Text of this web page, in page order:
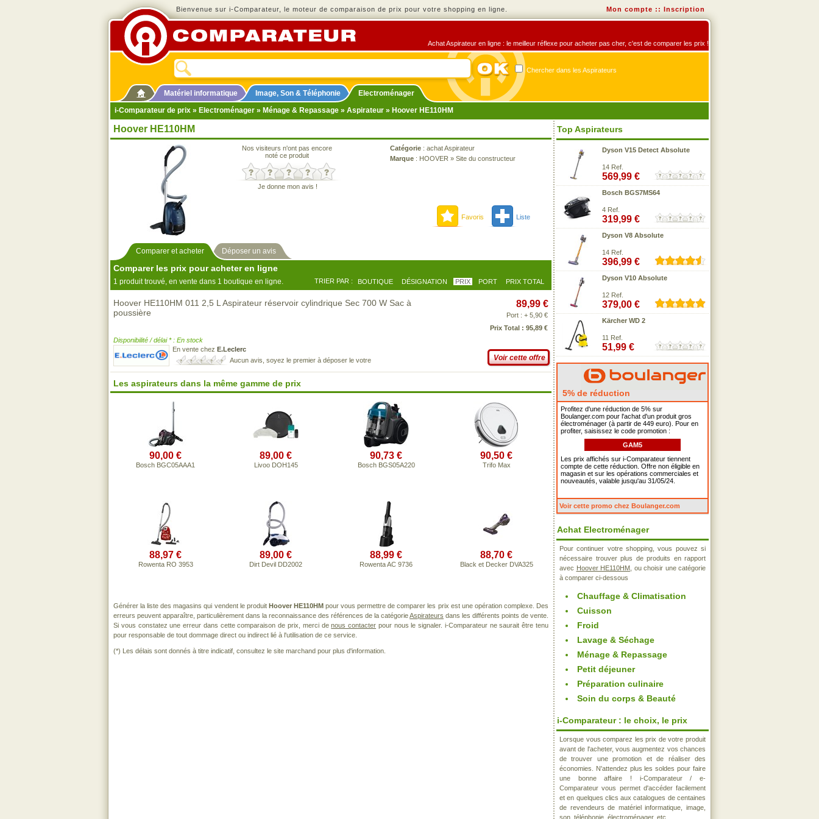
Bienvenue sur i-Comparateur, le moteur de comparaison de prix pour votre shopping en ligne. Mon compte :: Inscription
Achat Aspirateur en ligne : le meilleur réflexe pour acheter pas cher, c'est de comparer les prix !
Chercher dans les Aspirateurs
Matériel informatique Image, Son & Téléphonie
Electroménager
i-Comparateur de prix » Electroménager » Ménage & Repassage » Aspirateur » Hoover HE110HM
Hoover HE110HM
Nos visiteurs n'ont pas encore
noté ce produit
Je donne mon avis !
Catégorie : achat Aspirateur
Marque : HOOVER » Site du constructeur
Favoris Liste
Comparer et acheter Déposer un avis
Comparer les prix pour acheter en ligne
1 produit trouvé, en vente dans 1 boutique en ligne. TRIER PAR : BOUTIQUE DÉSIGNATION PRIX PORT PRIX TOTAL
Hoover HE110HM 011 2,5 L Aspirateur réservoir cylindrique Sec 700 W Sac à
poussière
Disponibilité / délai * : En stock
En vente chez E.Leclerc
Aucun avis, soyez le premier à déposer le votre
89,99 €
Port : + 5,90 €
Prix Total : 95,89 €
Voir cette offre
Les aspirateurs dans la même gamme de prix
90,00 €
Bosch BGC05AAA1
89,00 €
Livoo DOH145
90,73 €
Bosch BGS05A220
90,50 €
Trifo Max
88,97 €
Rowenta RO 3953
89,00 €
Dirt Devil DD2002
88,99 €
Rowenta AC 9736
88,70 €
Black et Decker DVA325
Générer la liste des magasins qui vendent le produit Hoover HE110HMpour vous permettre de comparer les prix est une opération complexe. Des
erreurs peuvent apparaître, particulièrement dans la reconnaissance des références de la catégorieAspirateurs dans les différents points de vente.
Si vous constatez une erreur dans cette comparaison de prix, merci denous contacter pour nous le signaler. i-Comparateur ne saurait être tenu
pour responsable de tout dommage direct ou indirect lié à l'utilisation de ce service.
(*) Les délais sont donnés à titre indicatif, consultez le site marchand pour plus d'information.
Top Aspirateurs
Dyson V15 Detect Absolute
14 Ref.
569,99 €
Bosch BGS7MS64
4 Ref.
319,99 €
Dyson V8 Absolute
14 Ref.
396,99 €
Dyson V10 Absolute
12 Ref.
379,00 €
Kärcher WD 2
11 Ref.
51,99 €
5% de réduction
Profitez d'une réduction de 5% sur
Boulanger.com pour l'achat d'un produit gros
électroménager (à partir de 449 euro). Pour en
profiter, saisissez le code promotion :
GAM5
Les prix affichés sur i-Comparateur tiennent
compte de cette réduction. Offre non éligible en
magasin et sur les opérations commerciales et
nouveautés, valable jusqu'au 31/05/24.
Voir cette promo chez Boulanger.com
Achat Electroménager
Pour continuer votre shopping, vous pouvez si
nécessaire trouver plus de produits en rapport
avec Hoover HE110HM , ou choisir une catégorie
à comparer ci-dessous
Chauffage & Climatisation
Cuisson
Froid
Lavage & Séchage
Ménage & Repassage
Petit déjeuner
Préparation culinaire
Soin du corps & Beauté
i-Comparateur : le choix, le prix
Lorsque vous comparez les prix de votre produit
avant de l'acheter, vous augmentez vos chances
de trouver une promotion et de réaliser des
économies. N'attendez plus les soldes pour faire
une bonne affaire ! i-Comparateur / e-
Comparateur vous permet d'accéder facilement
et en quelques clics aux catalogues de centaines
de revendeurs de matériel informatique, image,
son, téléphonie, électroménager, etc..